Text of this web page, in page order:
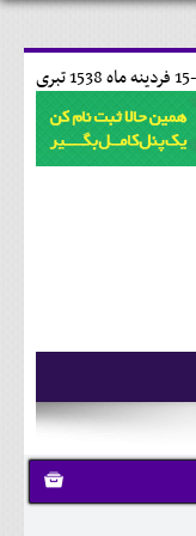
15 فردينه ماه 1538 تبری